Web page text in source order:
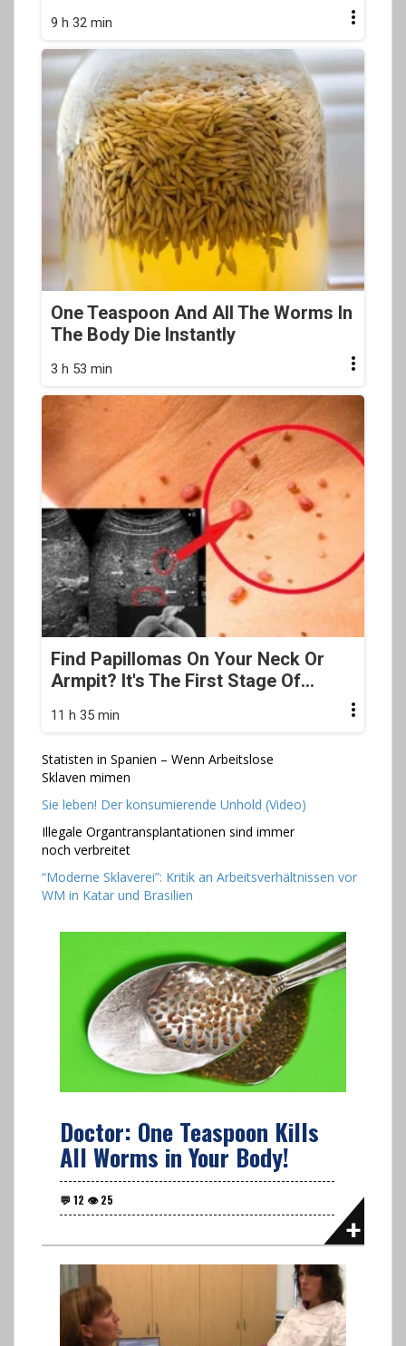
9 h 32 min
One Teaspoon And All The Worms In
The Body Die Instantly
3 h 53 min
Find Papillomas On Your Neck Or
Armpit? It's The First Stage Of...
11 h 35 min
Statisten in Spanien – Wenn Arbeitslose
Sklaven mimen
Sie leben! Der konsumierende Unhold (Video)
Illegale Organtransplantationen sind immer
noch verbreitet
“Moderne Sklaverei”: Kritik an Arbeitsverhältnissen vor
WM in Katar und Brasilien
Doctor: One Teaspoon Kills
All Worms in Your Body!